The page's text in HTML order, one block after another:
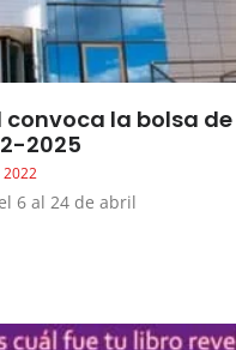
la bolsa de
2025
2022
6 al 24 de abril